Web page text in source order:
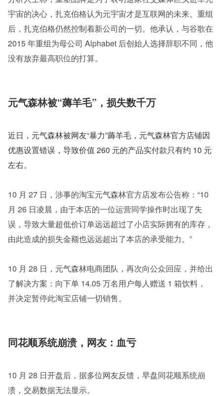
宇宙的决心，扎克伯格认为元宇宙才是互联网的未来。重组
后，扎克伯格仍然控制着新公司的一切。他承认，与谷歌在
2015 年重组为母公司 Alphabet 后创始人选择辞职不同，他
没有放弃最高职位的打算。
元气森林被“薅羊毛”，损失数千万
近日，元气森林被网友“暴力”薅羊毛，元气森林官方店铺因
优惠设置错误，导致价值 260 元的产品实付款只有约 10 元
左右。
10 月 27 日，涉事的淘宝元气森林官方店发布公告称：“10
月 26 日凌晨，由于本店的一位运营同学操作时出现了失
误，导致大量超低价订单远远超过了小店实际拥有的库存，
由此造成的损失金额也远远超出了本店的承受能力。”
10 月 28 日，元气森林电商团队，再次向公众回应，并给出
了解决方案：向下单 14.05 万名用户每人赠送 1 箱饮料，
并决定暂停此淘宝店铺一切销售。
同花顺系统崩溃，网友：血亏
10 月 28 日开盘后，据多位网友反馈，早盘同花顺系统崩
溃，交易数据无法显示。